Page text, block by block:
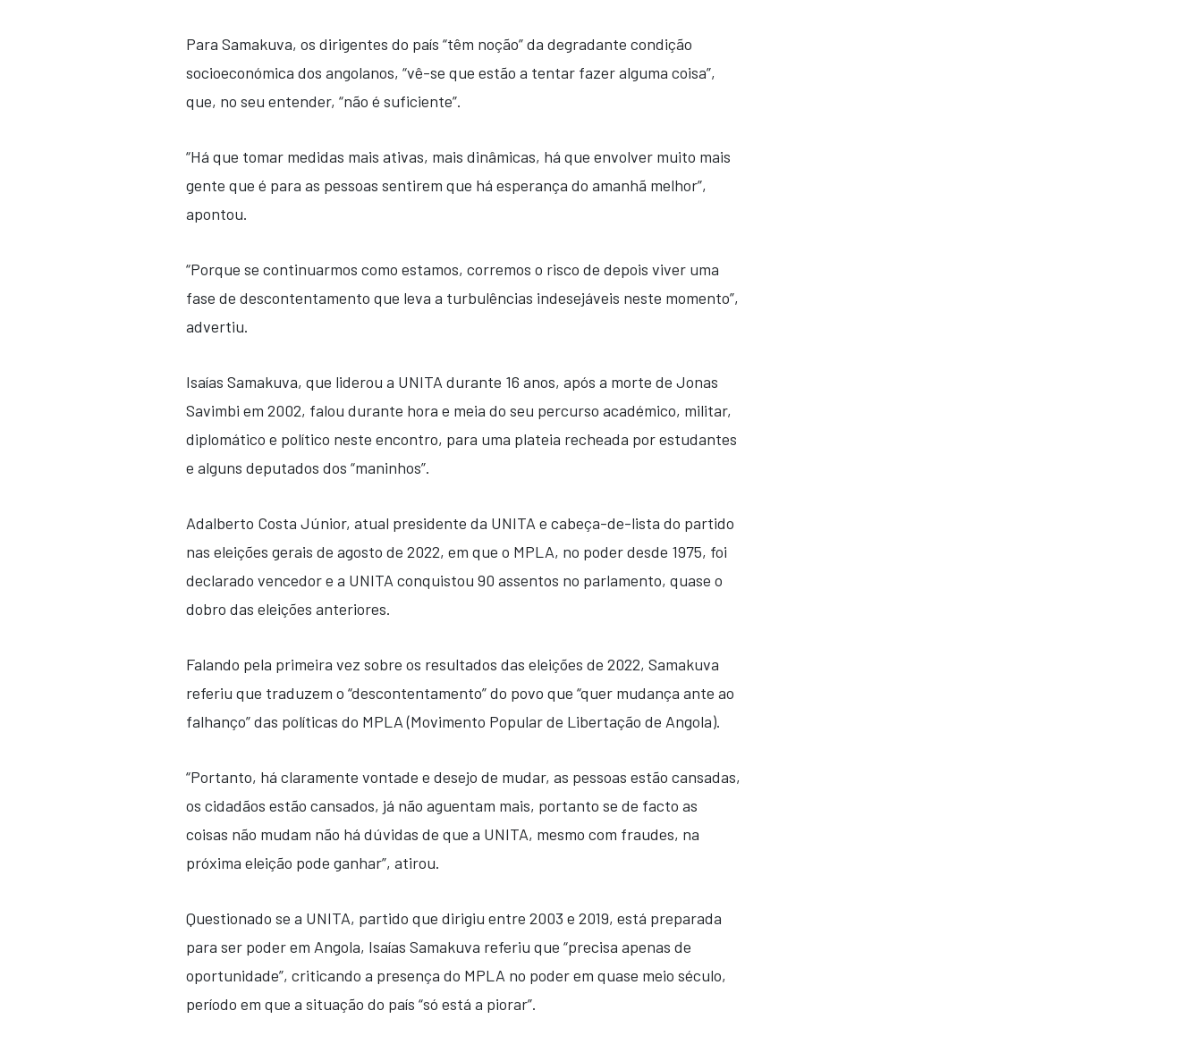
Para Samakuva, os dirigentes do país “têm noção” da degradante condição
socioeconómica dos angolanos, “vê-se que estão a tentar fazer alguma coisa”,
que, no seu entender, “não é suficiente”.
“Há que tomar medidas mais ativas, mais dinâmicas, há que envolver muito mais
gente que é para as pessoas sentirem que há esperança do amanhã melhor”,
apontou.
“Porque se continuarmos como estamos, corremos o risco de depois viver uma
fase de descontentamento que leva a turbulências indesejáveis neste momento”,
advertiu.
Isaías Samakuva, que liderou a UNITA durante 16 anos, após a morte de Jonas
Savimbi em 2002, falou durante hora e meia do seu percurso académico, militar,
diplomático e político neste encontro, para uma plateia recheada por estudantes
e alguns deputados dos “maninhos”.
Adalberto Costa Júnior, atual presidente da UNITA e cabeça-de-lista do partido
nas eleições gerais de agosto de 2022, em que o MPLA, no poder desde 1975, foi
declarado vencedor e a UNITA conquistou 90 assentos no parlamento, quase o
dobro das eleições anteriores.
Falando pela primeira vez sobre os resultados das eleições de 2022, Samakuva
referiu que traduzem o “descontentamento” do povo que “quer mudança ante ao
falhanço” das políticas do MPLA (Movimento Popular de Libertação de Angola).
“Portanto, há claramente vontade e desejo de mudar, as pessoas estão cansadas,
os cidadãos estão cansados, já não aguentam mais, portanto se de facto as
coisas não mudam não há dúvidas de que a UNITA, mesmo com fraudes, na
próxima eleição pode ganhar”, atirou.
Questionado se a UNITA, partido que dirigiu entre 2003 e 2019, está preparada
para ser poder em Angola, Isaías Samakuva referiu que “precisa apenas de
oportunidade”, criticando a presença do MPLA no poder em quase meio século,
período em que a situação do país “só está a piorar”.